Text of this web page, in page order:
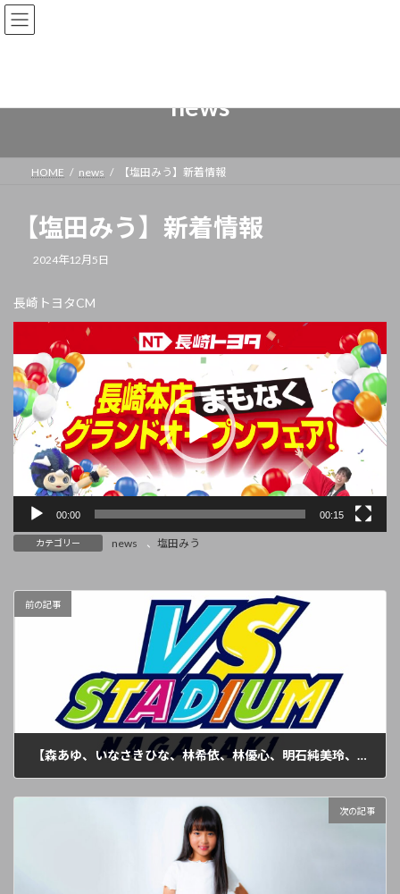
news
HOME news 【塩田みう】新着情報
【塩田みう】新着情報
2024年12月5日
長崎トヨタCM
プ
レ
ー
ヤ
ー
00:00 00:15
カテゴリー news 、 塩田みう
前の記事
【森あゆ、いなさきひな、林希依、林優心、明石純美玲、田中明日実、渡辺柚羽】新着情報
次の記事